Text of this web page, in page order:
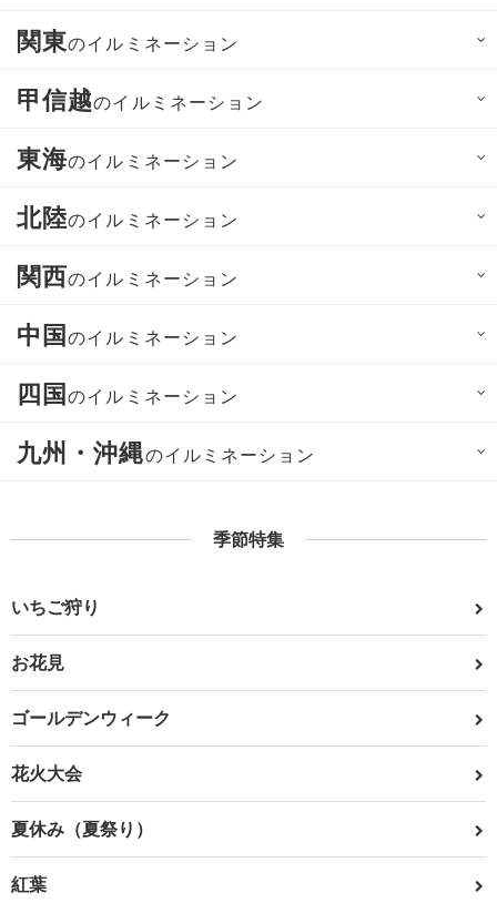
関東のイルミネーション
甲信越のイルミネーション
東海のイルミネーション
北陸のイルミネーション
関西のイルミネーション
中国のイルミネーション
四国のイルミネーション
九州・沖縄のイルミネーション
季節特集
いちご狩り
お花見
ゴールデンウィーク
花火大会
夏休み（夏祭り）
紅葉